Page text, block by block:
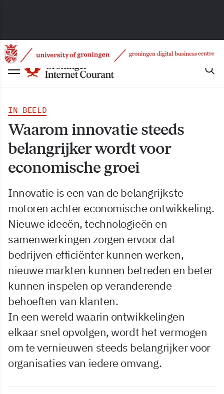
IN BEELD
Waarom innovatie steeds
belangrijker wordt voor
economische groei
Innovatie is een van de belangrijkste
motoren achter economische ontwikkeling.
Nieuwe ideeën, technologieën en
samenwerkingen zorgen ervoor dat
bedrijven efficiënter kunnen werken,
nieuwe markten kunnen betreden en beter
kunnen inspelen op veranderende
behoeften van klanten.
In een wereld waarin ontwikkelingen
elkaar snel opvolgen, wordt het vermogen
om te vernieuwen steeds belangrijker voor
organisaties van iedere omvang.